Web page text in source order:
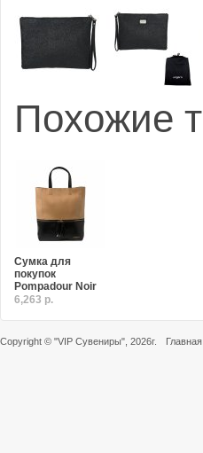
Похожие
Сумка для
покупок
Pompadour Noir
6,263 р.
Copyright © "VIP Сувениры" , 2026г. Главная